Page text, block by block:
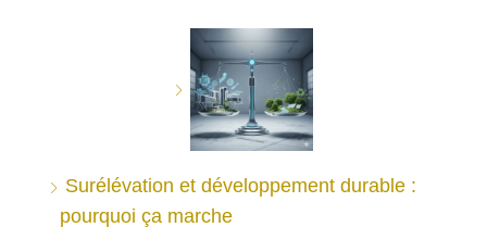
Surélévation et développement durable :
pourquoi ça marche